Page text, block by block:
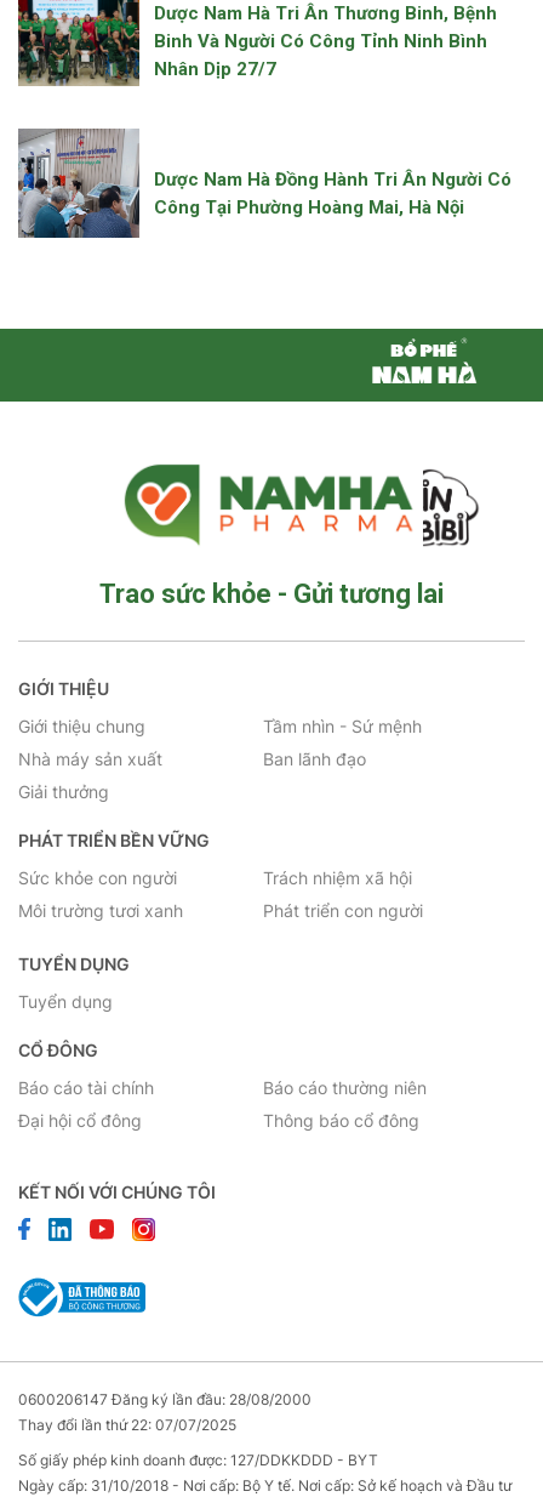
Dược Nam Hà Tri Ân Thương Binh, Bệnh
Binh Và Người Có Công Tỉnh Ninh Bình
Nhân Dịp 27/7
Dược Nam Hà Đồng Hành Tri Ân Người Có
Công Tại Phường Hoàng Mai, Hà Nội
Trao sức khỏe - Gửi tương lai
KẾT NỐI VỚI CHÚNG TÔI
GIỚI THIỆU
Giới thiệu chung
Tầm nhìn - Sứ mệnh
Nhà máy sản xuất
Ban lãnh đạo
Giải thưởng
PHÁT TRIỂN BỀN VỮNG
Sức khỏe con người
Trách nhiệm xã hội
Môi trường tươi xanh
Phát triển con người
TUYỂN DỤNG
Tuyển dụng
CỔ ĐÔNG
Báo cáo tài chính
Báo cáo thường niên
Đại hội cổ đông
Thông báo cổ đông
0600206147 Đăng ký lần đầu: 28/08/2000
Thay đổi lần thứ 22: 07/07/2025
Số giấy phép kinh doanh được: 127/DDKKDDD - BYT
Ngày cấp: 31/10/2018 - Nơi cấp: Bộ Y tế. Nơi cấp: Sở kế hoạch và Đầu tư